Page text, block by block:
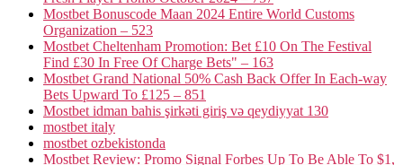
Mostbet Bonuscode Maan 2024 Entire World Customs
Organization – 523
Mostbet Cheltenham Promotion: Bet £10 On The Festival
Find £30 In Free Of Charge Bets" – 163
Mostbet Grand National 50% Cash Back Offer In Each-way
Bets Upward To £125 – 851
Mostbet idman bahis şirkəti giriş və qeydiyyat 130
mostbet italy
mostbet ozbekistonda
Mostbet Review: Promo Signal Forbes Up To Be Able To $1,